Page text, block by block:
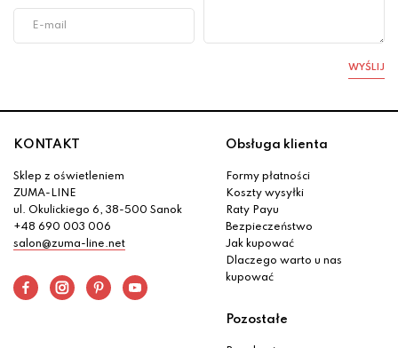
WYŚLIJ
KONTAKT
Sklep z oświetleniem
ZUMA-LINE
ul. Okulickiego 6, 38-500 Sanok
+48 690 003 006
salon@zuma-line.net
Obsługa klienta
Formy płatności
Koszty wysyłki
Raty Payu
Bezpieczeństwo
Jak kupować
Dlaczego warto u nas
kupować
Pozostałe